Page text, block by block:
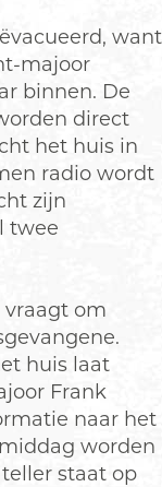
want
majoor
binnen. De
direct
het huis in
radio wordt
zijn
twee
vraagt om
huis laat
Frank
naar het
worden
staat op